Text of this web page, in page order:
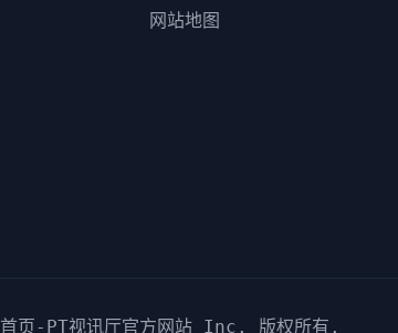
网站地图
首页-PT视讯厅官方网站 Inc. 版权所有.